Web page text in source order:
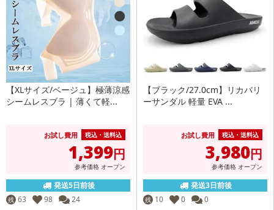
【XLサイズ/ベージュ】極薄涼感
シームレスブラ | 薄くて軽...
お試し費用 税込・送料込
1,399円
参考価格 オープン
発送5日前後
残 63 98 24
【ブラック/27.0cm】リカバリ
ーサンダル 軽量 EVA ...
お試し費用 税込・送料込
3,980円
参考価格 オープン
発送3日前後
残 10 0 0